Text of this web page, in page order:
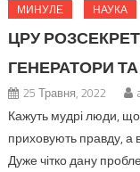
МИНУЛЕ НАУКА
ЦРУ
ГЕНЕРАТОРИ
25 Травня, 2022
Кажуть мудрі люди,
приховують правду, а
Дуже чітко дану